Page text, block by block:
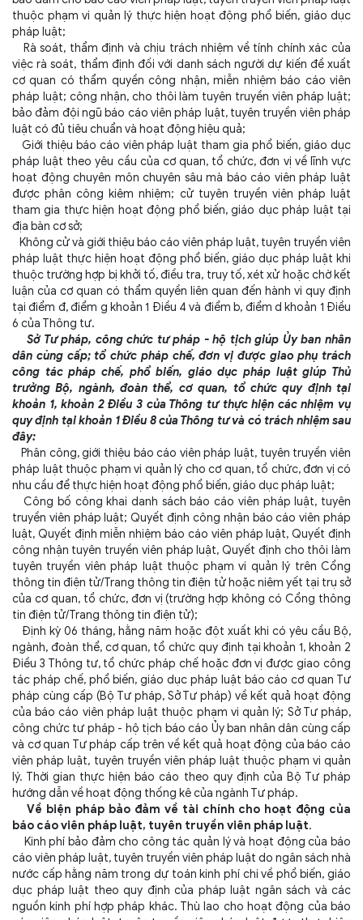
thuộc phạm vi quản lý thực hiện hoạt động phổ biến, giáo dục
pháp luật;
Rà soát, thẩm định và chịu trách nhiệm về tính chính xác của
việc rà soát, thẩm định đối với danh sách người dự kiến đề xuất
cơ quan có thẩm quyền công nhận, miễn nhiệm báo cáo viên
pháp luật; công nhận, cho thôi làm tuyên truyền viên pháp luật;
bảo đảm đội ngũ báo cáo viên pháp luật, tuyên truyền viên pháp
luật có đủ tiêu chuẩn và hoạt động hiệu quả;
Giới thiệu báo cáo viên pháp luật tham gia phổ biến, giáo dục
pháp luật theo yêu cầu của cơ quan, tổ chức, đơn vị về lĩnh vực
hoạt động chuyên môn chuyên sâu mà báo cáo viên pháp luật
được phân công kiêm nhiệm; cử tuyên truyền viên pháp luật
tham gia thực hiện hoạt động phổ biến, giáo dục pháp luật tại
địa bàn cơ sở;
Không cử và giới thiệu báo cáo viên pháp luật, tuyên truyền viên
pháp luật thực hiện hoạt động phổ biến, giáo dục pháp luật khi
thuộc trường hợp bị khởi tố, điều tra, truy tố, xét xử hoặc chờ kết
luận của cơ quan có thẩm quyền liên quan đến hành vi quy định
tại điểm đ, điểm g khoản 1 Điều 4 và điểm b, điểm d khoản 1 Điều
6 của Thông tư.
Sở Tư pháp, công chức tư pháp - hộ tịch giúp Ủy ban nhân
dân cùng cấp; tổ chức pháp chế, đơn vị được giao phụ trách
công tác pháp chế, phổ biến, giáo dục pháp luật giúp Thủ
trưởng Bộ, ngành, đoàn thể, cơ quan, tổ chức quy định tại
khoản 1, khoản 2 Điều 3 của Thông tư thực hiện các nhiệm vụ
quy định tại khoản 1 Điều 8 của Thông tư và có trách nhiệm sau
đây:
Phân công, giới thiệu báo cáo viên pháp luật, tuyên truyền viên
pháp luật thuộc phạm vi quản lý cho cơ quan, tổ chức, đơn vị có
nhu cầu để thực hiện hoạt động phổ biến, giáo dục pháp luật;
Công bố công khai danh sách báo cáo viên pháp luật, tuyên
truyền viên pháp luật; Quyết định công nhận báo cáo viên pháp
luật, Quyết định miễn nhiệm báo cáo viên pháp luật, Quyết định
công nhận tuyên truyền viên pháp luật, Quyết định cho thôi làm
tuyên truyền viên pháp luật thuộc phạm vi quản lý trên Cổng
thông tin điện tử/Trang thông tin điện tử hoặc niêm yết tại trụ sở
của cơ quan, tổ chức, đơn vị (trường hợp không có Cổng thông
tin điện tử/Trang thông tin điện tử);
Định kỳ 06 tháng, hằng năm hoặc đột xuất khi có yêu cầu Bộ,
ngành, đoàn thể, cơ quan, tổ chức quy định tại khoản 1, khoản 2
Điều 3 Thông tư, tổ chức pháp chế hoặc đơn vị được giao công
tác pháp chế, phổ biến, giáo dục pháp luật báo cáo cơ quan Tư
pháp cùng cấp (Bộ Tư pháp, Sở Tư pháp) về kết quả hoạt động
của báo cáo viên pháp luật thuộc phạm vi quản lý; Sở Tư pháp,
công chức tư pháp - hộ tịch báo cáo Ủy ban nhân dân cùng cấp
và cơ quan Tư pháp cấp trên về kết quả hoạt động của báo cáo
viên pháp luật, tuyên truyền viên pháp luật thuộc phạm vi quản
lý. Thời gian thực hiện báo cáo theo quy định của Bộ Tư pháp
hướng dẫn về hoạt động thống kê của ngành Tư pháp.
Về biện pháp bảo đảm về tài chính cho hoạt động của
báo cáo viên pháp luật, tuyên truyền viên pháp luật.
Kinh phí bảo đảm cho công tác quản lý và hoạt động của báo
cáo viên pháp luật, tuyên truyền viên pháp luật do ngân sách nhà
nước cấp hằng năm trong dự toán kinh phí chi về phổ biến, giáo
dục pháp luật theo quy định của pháp luật ngân sách và các
nguồn kinh phí hợp pháp khác. Thù lao cho hoạt động của báo